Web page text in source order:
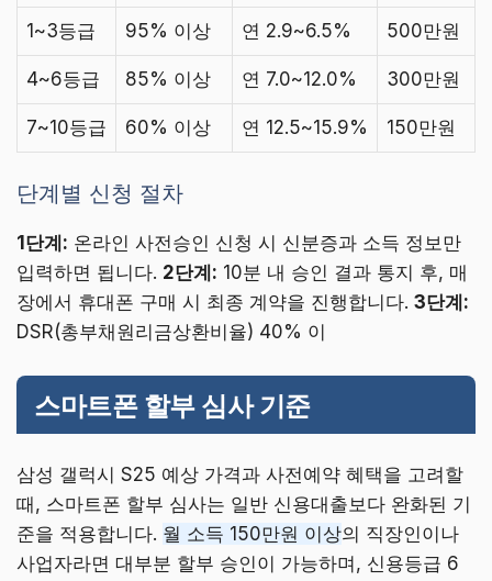
1~3등급 95% 이상 연 2.9~6.5% 500만원
4~6등급 85% 이상 연 7.0~12.0% 300만원
7~10등급 60% 이상 연 12.5~15.9% 150만원
단계별 신청 절차
1단계: 온라인 사전승인 신청 시 신분증과 소득 정보만
입력하면 됩니다. 2단계: 10분 내 승인 결과 통지 후, 매
장에서 휴대폰 구매 시 최종 계약을 진행합니다. 3단계:
DSR(총부채원리금상환비율) 40% 이
스마트폰 할부 심사 기준
삼성 갤럭시 S25 예상 가격과 사전예약 혜택을 고려할
때, 스마트폰 할부 심사는 일반 신용대출보다 완화된 기
준을 적용합니다. 월 소득 150만원 이상의 직장인이나
사업자라면 대부분 할부 승인이 가능하며, 신용등급 6